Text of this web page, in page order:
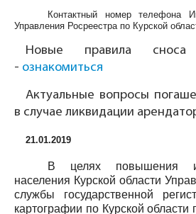
Контактный номер телефона
Управления Росреестра по Курской
Новые правила
- ознакомиться
Актуальные вопросы
в случае ликвидации
21.01.2019
В целях повышения
населения Курской области
службы государственной
картографии по Курской области